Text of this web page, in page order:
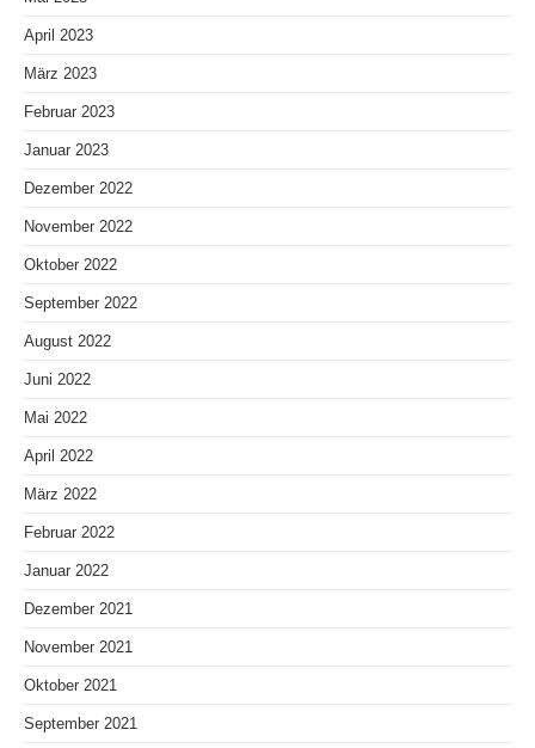
April 2023
März 2023
Februar 2023
Januar 2023
Dezember 2022
November 2022
Oktober 2022
September 2022
August 2022
Juni 2022
Mai 2022
April 2022
März 2022
Februar 2022
Januar 2022
Dezember 2021
November 2021
Oktober 2021
September 2021